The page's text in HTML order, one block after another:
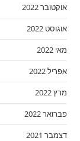
אוקטובר 2022
אוגוסט 2022
מאי 2022
אפריל 2022
מרץ 2022
פברואר 2022
דצמבר 2021